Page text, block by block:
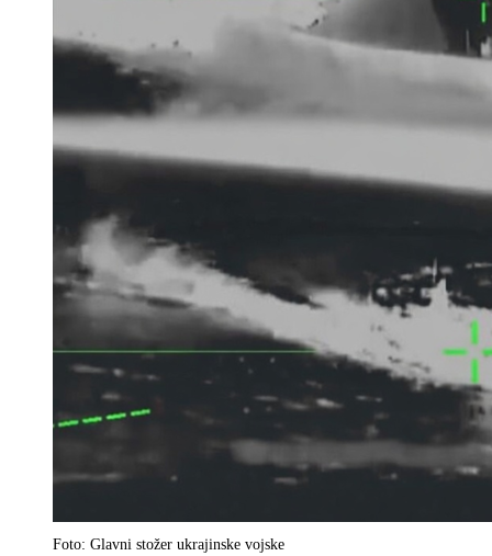
Foto: Glavni stožer ukrajinske vojske